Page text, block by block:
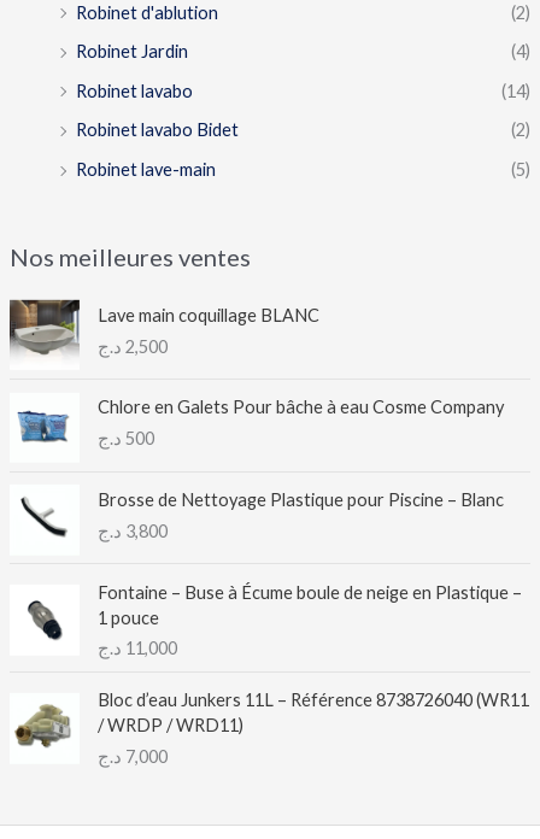
Robinet d'ablution
(2)
Robinet Jardin
(4)
Robinet lavabo
(14)
Robinet lavabo Bidet
(2)
Robinet lave-main
(5)
Nos meilleures ventes
Lave main coquillage BLANC
2,500 د.ج
Chlore en Galets Pour bâche à eau Cosme Company
500 د.ج
Brosse de Nettoyage Plastique pour Piscine – Blanc
3,800 د.ج
Fontaine – Buse à Écume boule de neige en Plastique –
1 pouce
11,000 د.ج
Bloc d’eau Junkers 11L – Référence 8738726040 (WR11
/ WRDP / WRD11)
7,000 د.ج